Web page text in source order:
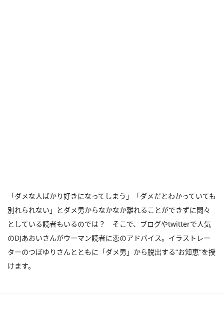
「ダメな人ばかり好きになってしまう」「ダメだとわかっていても
別れられない」とダメ男からなかなか離れることができずに悶々
としている読者もいるのでは？ そこで、ブログやtwitterで人気
のDJあおいさんがウーマン読者に恋のアドバイス。イラストレー
ターのつぼゆりさんとともに「ダメ男」から脱出する“お知恵”を授
けます。